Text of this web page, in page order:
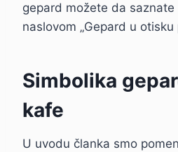
gepard možete da
naslovom „Gepard u otisku
Simbolika
kafe
U uvodu članka smo